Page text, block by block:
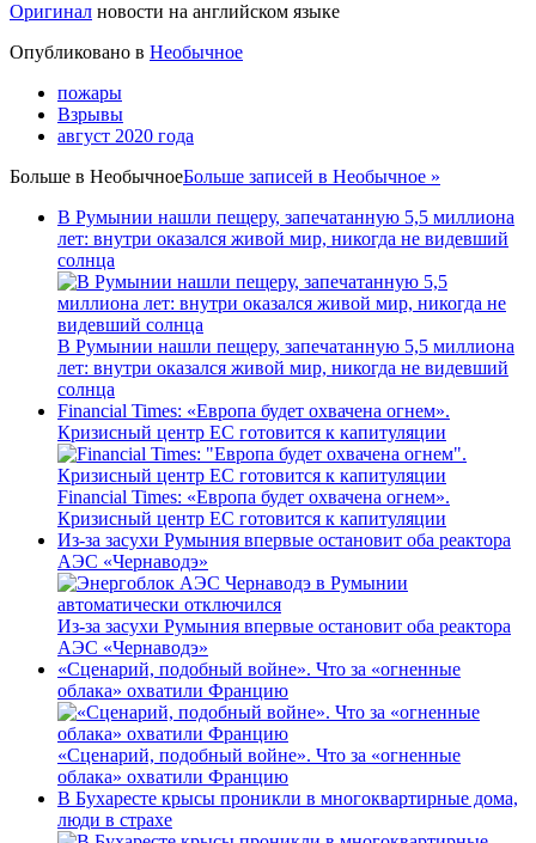
Оригинал новости на английском языке
Опубликовано в Необычное
пожары
Взрывы
август 2020 года
Больше в НеобычноеБольше записей в Необычное »
В Румынии нашли пещеру, запечатанную 5,5 миллиона
лет: внутри оказался живой мир, никогда не видевший
солнца
В Румынии нашли пещеру, запечатанную 5,5 миллиона
лет: внутри оказался живой мир, никогда не видевший
солнца
Financial Times: «Европа будет охвачена огнем».
Кризисный центр ЕС готовится к капитуляции
Financial Times: «Европа будет охвачена огнем».
Кризисный центр ЕС готовится к капитуляции
Из-за засухи Румыния впервые остановит оба реактора
АЭС «Чернаводэ»
Из-за засухи Румыния впервые остановит оба реактора
АЭС «Чернаводэ»
«Сценарий, подобный войне». Что за «огненные
облака» охватили Францию
«Сценарий, подобный войне». Что за «огненные
облака» охватили Францию
В Бухаресте крысы проникли в многоквартирные дома,
люди в страхе